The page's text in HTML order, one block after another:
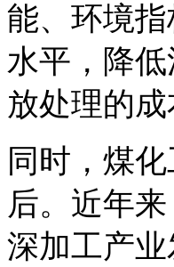
能、环境
水平，降
放处理的
同时，煤
后。近年
深加工产